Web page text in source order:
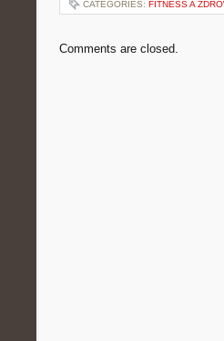
CATEGORIES: FITNESS A
Comments are closed.